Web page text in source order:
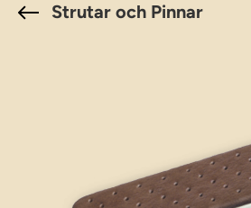
Strutar och Pinnar